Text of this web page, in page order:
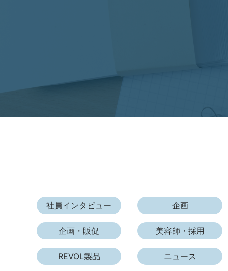
社員インタビュー 企画
企画・販促 美容師・採用
REVOL製品 ニュース